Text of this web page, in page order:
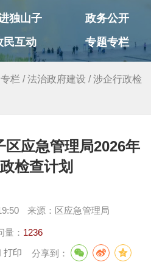
独山子
政务公开
民互动 专题专栏
栏 /法治政府建设 /涉企行政检
区应急管理局2026年
检查计划
来源： 区应急管理局
量： 1236
打印 分享到：